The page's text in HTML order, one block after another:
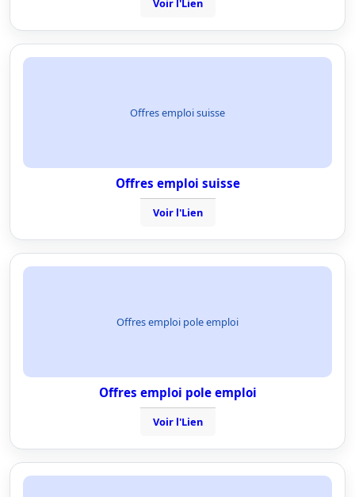
Voir l'Lien
Offres emploi suisse
Offres emploi suisse
Voir l'Lien
Offres emploi pole emploi
Offres emploi pole emploi
Voir l'Lien